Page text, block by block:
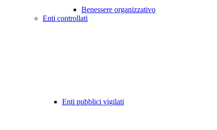
Benessere organizzativo
Enti controllati
Enti pubblici vigilati